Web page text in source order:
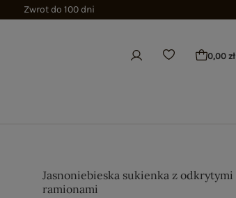
Zwrot do 100 dni
0,00 zł
Jasnoniebieska sukienka z odkrytymi
ramionami